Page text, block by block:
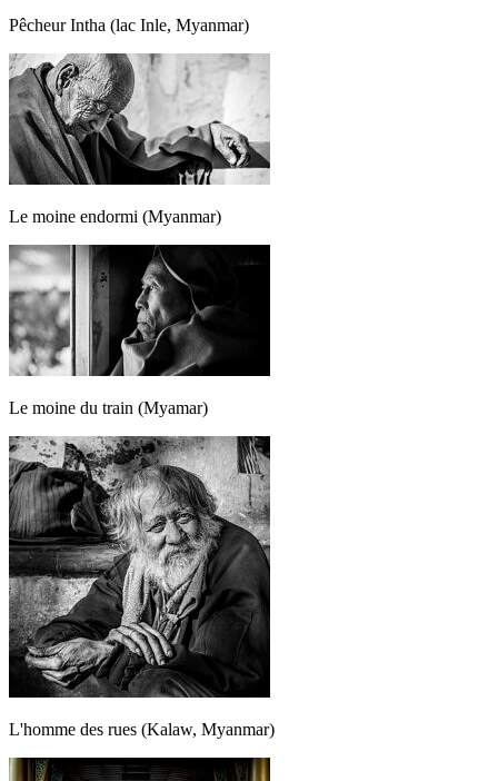
Pêcheur Intha (lac Inle, Myanmar)
Le moine endormi (Myanmar)
Le moine du train (Myamar)
L'homme des rues (Kalaw, Myanmar)